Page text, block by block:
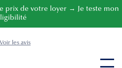
prix de votre loyer → Je teste mon
Voir les avis